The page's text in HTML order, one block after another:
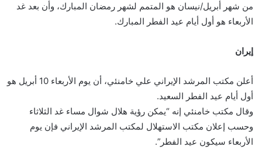
من شهر أبريل/نيسان هو المتمم لشهر رمضان المبارك، وأن بعد غد
الأربعاء هو أول أيام عيد الفطر المبارك.
إيران
أعلن مكتب المرشد الإيراني علي خامنئي، أن يوم الأربعاء 10 أبريل هو
أول أيام عيد الفطر السعيد.
وقال مكتب خامنئي إنه “يمكن رؤية هلال شوال مساء غد الثلاثاء
وحسب إعلان مكتب الاستهلال لمكتب المرشد الإيراني فإن يوم
الأربعاء سيكون عيد الفطر”.